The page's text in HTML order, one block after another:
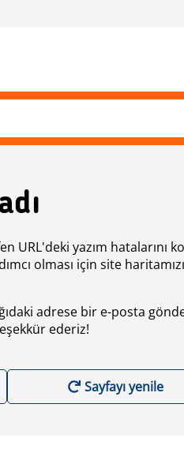
URL'deki yazım hatalarını
olması için site haritamızı
adrese bir e-posta
ederiz!
Sayfayı yenile